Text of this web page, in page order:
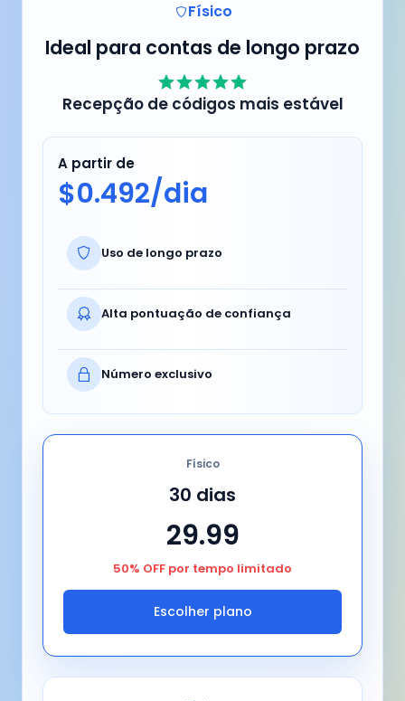
Físico
Ideal para contas de longo prazo
Recepção de códigos mais estável
A partir de
$0.492/dia
Uso de longo prazo
Alta pontuação de confiança
Número exclusivo
Físico
30 dias
29.99
50% OFF por tempo limitado
Escolher plano